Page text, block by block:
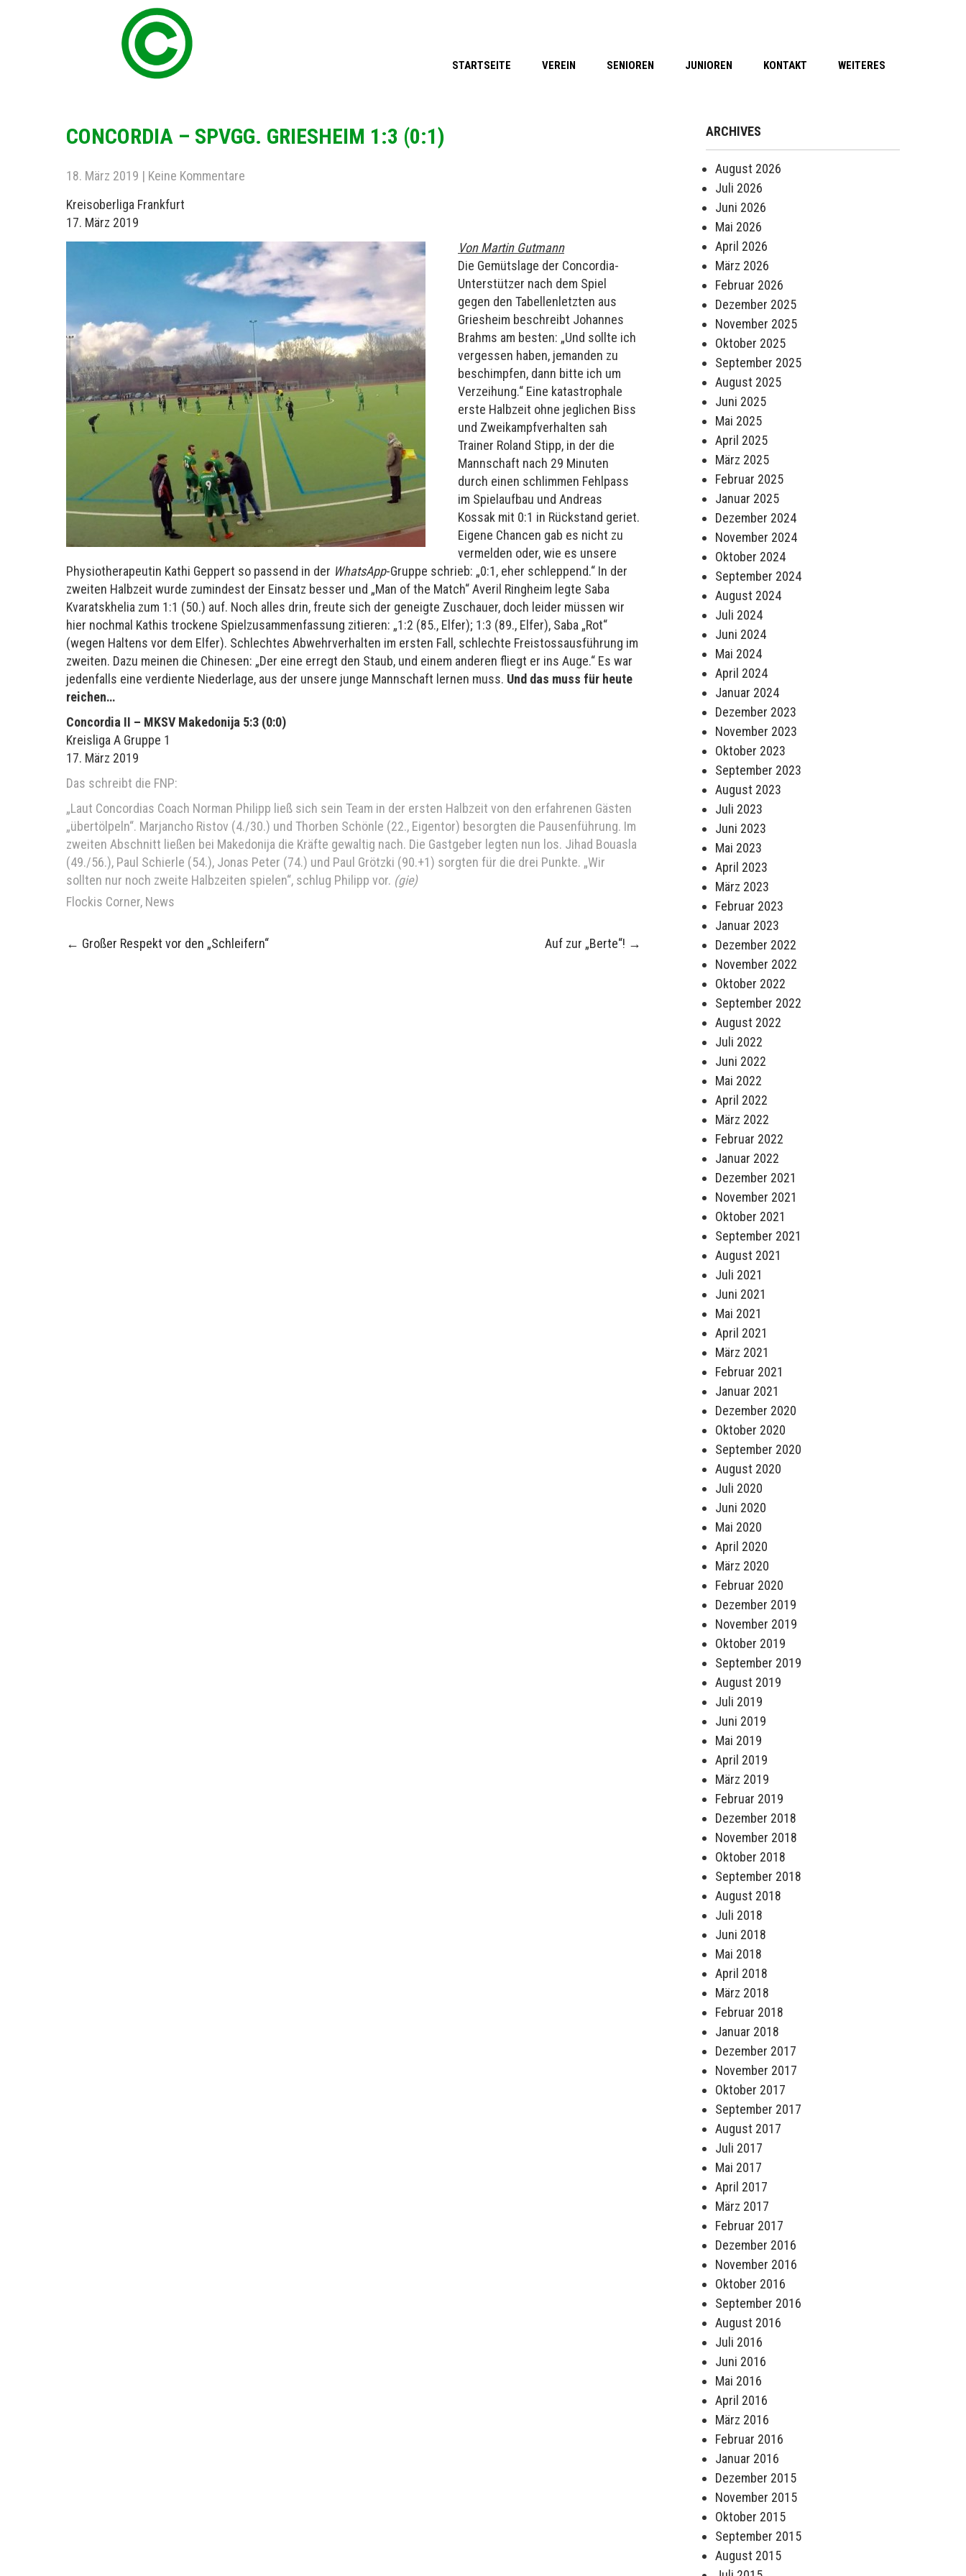
STARTSEITE VEREIN SENIOREN JUNIOREN KONTAKT WEITERES
CONCORDIA – SPVGG. GRIESHEIM 1:3 (0:1)
18. März 2019 | Keine Kommentare
Kreisoberliga Frankfurt
17. März 2019
Von Martin Gutmann
Die Gemütslage der Concordia-
Unterstützer nach dem Spiel
gegen den Tabellenletzten aus
Griesheim beschreibt Johannes
Brahms am besten: „Und sollte ich
vergessen haben, jemanden zu
beschimpfen, dann bitte ich um
Verzeihung.“ Eine katastrophale
erste Halbzeit ohne jeglichen Biss
und Zweikampfverhalten sah
Trainer Roland Stipp, in der die
Mannschaft nach 29 Minuten
durch einen schlimmen Fehlpass
im Spielaufbau und Andreas
Kossak mit 0:1 in Rückstand geriet.
Eigene Chancen gab es nicht zu
vermelden oder, wie es unsere
Physiotherapeutin Kathi Geppert so passend in der WhatsApp-Gruppe schrieb: „0:1, eher schleppend.“ In der
zweiten Halbzeit wurde zumindest der Einsatz besser und „Man of the Match“ Averil Ringheim legte Saba
Kvaratskhelia zum 1:1 (50.) auf. Noch alles drin, freute sich der geneigte Zuschauer, doch leider müssen wir
hier nochmal Kathis trockene Spielzusammenfassung zitieren: „1:2 (85., Elfer); 1:3 (89., Elfer), Saba „Rot“
(wegen Haltens vor dem Elfer). Schlechtes Abwehrverhalten im ersten Fall, schlechte Freistossausführung im
zweiten. Dazu meinen die Chinesen: „Der eine erregt den Staub, und einem anderen fliegt er ins Auge.“ Es war
jedenfalls eine verdiente Niederlage, aus der unsere junge Mannschaft lernen muss. Und das muss für heute
reichen…
Concordia II – MKSV Makedonija 5:3 (0:0)
Kreisliga A Gruppe 1
17. März 2019
Das schreibt die FNP:
„Laut Concordias Coach Norman Philipp ließ sich sein Team in der ersten Halbzeit von den erfahrenen Gästen
„übertölpeln“. Marjancho Ristov (4./30.) und Thorben Schönle (22., Eigentor) besorgten die Pausenführung. Im
zweiten Abschnitt ließen bei Makedonija die Kräfte gewaltig nach. Die Gastgeber legten nun los. Jihad Bouasla
(49./56.), Paul Schierle (54.), Jonas Peter (74.) und Paul Grötzki (90.+1) sorgten für die drei Punkte. „Wir
sollten nur noch zweite Halbzeiten spielen“, schlug Philipp vor. (gie)
Flockis Corner, News
Post
← Großer Respekt vor den „Schleifern“ Auf zur „Berte“! →
ARCHIVES
August 2026
Juli 2026
Juni 2026
Mai 2026
April 2026
März 2026
Februar 2026
Dezember 2025
November 2025
Oktober 2025
September 2025
August 2025
Juni 2025
Mai 2025
April 2025
März 2025
Februar 2025
Januar 2025
Dezember 2024
November 2024
Oktober 2024
September 2024
August 2024
Juli 2024
Juni 2024
Mai 2024
April 2024
Januar 2024
Dezember 2023
November 2023
Oktober 2023
September 2023
August 2023
Juli 2023
Juni 2023
Mai 2023
April 2023
März 2023
Februar 2023
Januar 2023
Dezember 2022
November 2022
Oktober 2022
September 2022
August 2022
Juli 2022
Juni 2022
Mai 2022
April 2022
März 2022
Februar 2022
Januar 2022
Dezember 2021
November 2021
Oktober 2021
September 2021
August 2021
Juli 2021
Juni 2021
Mai 2021
April 2021
März 2021
Februar 2021
Januar 2021
Dezember 2020
Oktober 2020
September 2020
August 2020
Juli 2020
Juni 2020
Mai 2020
April 2020
März 2020
Februar 2020
Dezember 2019
November 2019
Oktober 2019
September 2019
August 2019
Juli 2019
Juni 2019
Mai 2019
April 2019
März 2019
Februar 2019
Dezember 2018
November 2018
Oktober 2018
September 2018
August 2018
Juli 2018
Juni 2018
Mai 2018
April 2018
März 2018
Februar 2018
Januar 2018
Dezember 2017
November 2017
Oktober 2017
September 2017
August 2017
Juli 2017
Mai 2017
April 2017
März 2017
Februar 2017
Dezember 2016
November 2016
Oktober 2016
September 2016
August 2016
Juli 2016
Juni 2016
Mai 2016
April 2016
März 2016
Februar 2016
Januar 2016
Dezember 2015
November 2015
Oktober 2015
September 2015
August 2015